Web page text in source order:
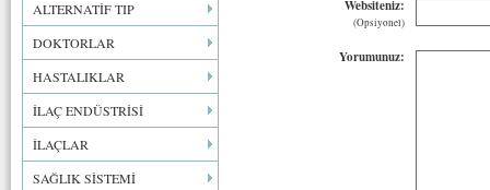
ALTERNATİF TIP
DOKTORLAR
HASTALIKLAR
İLAÇ ENDÜSTRİSİ
İLAÇLAR
SAĞLIK SİSTEMİ
Websiteniz:
(Opsiyonel)
Yorumunuz: